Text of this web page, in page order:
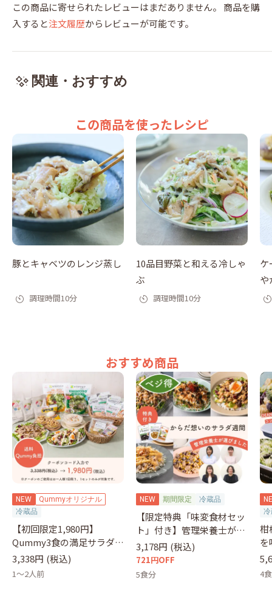
この商品に寄せられたレビューはまだありません。
商品を購
入すると注文履歴からレビューが可能です。
関連・おすすめ
この商品を使ったレシピ
豚とキャベツのレンジ蒸し
調理時間10分
10品目野菜と和える冷しゃ
ぶ
調理時間10分
ケ
や
おすすめ商品
NEW
Qummyオリジナル
冷蔵品
【初回限定1,980円】
Qummy3食の満足サラダセ
ット（クーポンコード：
otameshi）
3,338円 (税込)
1～2人前
NEW 期間限定 冷蔵品
【限定特典「味変食材セッ
ト」付き】管理栄養士が選
ぶサラダ
3,178円 (税込)
721円OFF
5食分
柑
を
&
4